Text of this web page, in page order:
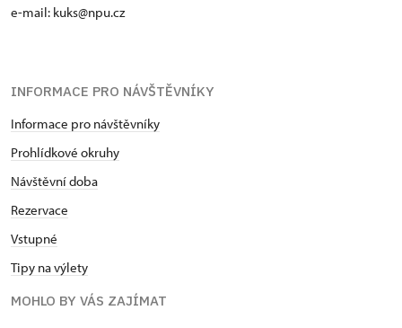
e-mail: kuks@npu.cz
INFORMACE PRO NÁVŠTĚVNÍKY
Informace pro návštěvníky
Prohlídkové okruhy
Návštěvní doba
Rezervace
Vstupné
Tipy na výlety
MOHLO BY VÁS ZAJÍMAT